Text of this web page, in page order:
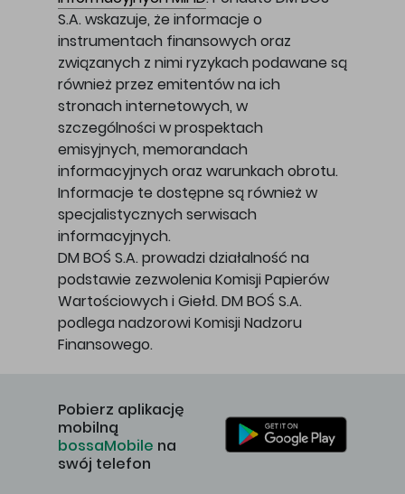
S.A. wskazuje, że informacje o
instrumentach finansowych oraz
związanych z nimi ryzykach podawane są
również przez emitentów na ich
stronach internetowych, w
szczególności w prospektach
emisyjnych, memorandach
informacyjnych oraz warunkach obrotu.
Informacje te dostępne są również w
specjalistycznych serwisach
informacyjnych.
DM BOŚ S.A. prowadzi działalność na
podstawie zezwolenia Komisji Papierów
Wartościowych i Giełd. DM BOŚ S.A.
podlega nadzorowi Komisji Nadzoru
Finansowego.
Pobierz aplikację
mobilną
bossaMobile na
swój telefon